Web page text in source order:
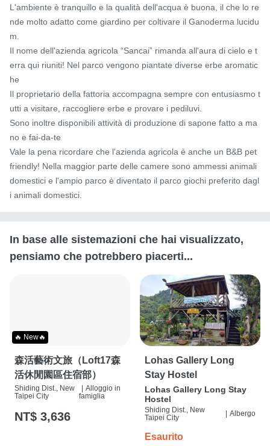
L'ambiente è tranquillo e la qualità dell'acqua è buona, il che lo re
nde molto adatto come giardino per coltivare il Ganoderma lucidu
m.
Il nome dell'azienda agricola “Sancai” rimanda all'aura di cielo e t
erra qui riuniti! Nel parco vengono piantate diverse erbe aromatic
he
Il proprietario della fattoria accompagna sempre con entusiasmo t
utti a visitare, raccogliere erbe e provare i pediluvi.
Sono inoltre disponibili attività di produzione di sapone fatto a ma
no e fai-da-te
Vale la pena ricordare che l'azienda agricola è anche un B&B pet
friendly! Nella maggior parte delle camere sono ammessi animali
domestici e l'ampio parco è diventato il parco giochi preferito dagl
i animali domestici.
In base alle sistemazioni che hai visualizzato,
pensiamo che potrebbero piacerti...
🔥 New🔥
森活藝術文旅（Loft17森
活休閒園區住宿部）
Shiding Dist., New
Taipei City
| Alloggio in
famiglia
NT$ 3,636
Lohas Gallery Long
Stay Hostel
Lohas Gallery Long Stay
Hostel
Shiding Dist., New
Taipei City
Albergo
Esaurito